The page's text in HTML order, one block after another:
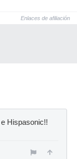
Enlaces de afiliación
Hispasonic!!